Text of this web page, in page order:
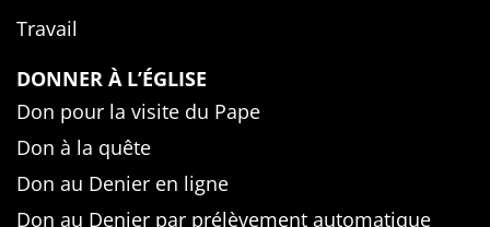
Travail
DONNER À L’ÉGLISE
Don pour la visite du Pape
Don à la quête
Don au Denier en ligne
Don au Denier par prélèvement automatique